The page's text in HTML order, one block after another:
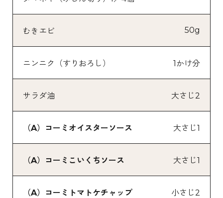
むきエビ 50g
ニンニク（すりおろし） 1かけ分
サラダ油 大さじ2
（A）コーミオイスターソース 大さじ1
（A）コーミこいくちソース 大さじ1
（A）コーミトマトケチャップ 小さじ2